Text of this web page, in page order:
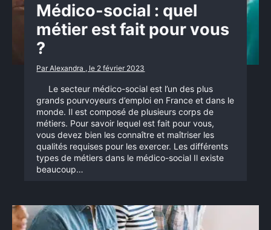
Médico-social : quel
métier est fait pour vous
?
Par Alexandra , le 2 février 2023
Le secteur médico-social est l’un des plus
grands pourvoyeurs d’emploi en France et dans le
monde. Il est composé de plusieurs corps de
métiers. Pour savoir lequel est fait pour vous,
vous devez bien les connaître et maîtriser les
qualités requises pour les exercer. Les différents
types de métiers dans le médico-social Il existe
beaucoup…